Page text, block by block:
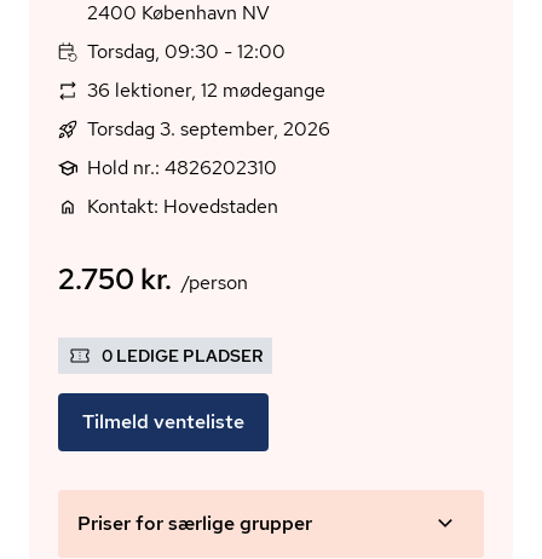
2400 København NV
Torsdag, 09:30 - 12:00
36 lektioner, 12 mødegange
Torsdag 3. september, 2026
Hold nr.: 4826202310
Kontakt: Hovedstaden
2.750 kr. /person
0 LEDIGE PLADSER
Tilmeld venteliste
Priser for særlige grupper